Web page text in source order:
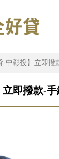
-中彰投】立即撥
立即撥款-